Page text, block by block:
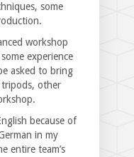
some
workshop
experience
asked to bring
tripods, other
because of
in my
entire team’s